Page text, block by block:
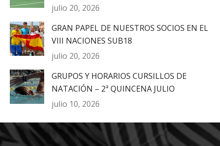
julio 20, 2026
GRAN PAPEL DE NUESTROS SOCIOS EN EL
VIII NACIONES SUB18
julio 20, 2026
GRUPOS Y HORARIOS CURSILLOS DE
NATACIÓN – 2ª QUINCENA JULIO
julio 10, 2026